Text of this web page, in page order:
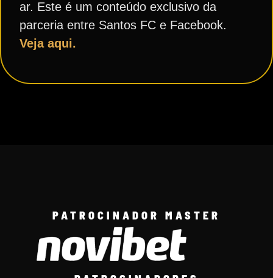
ar. Este é um conteúdo exclusivo da
parceria entre Santos FC e Facebook.
Veja aqui.
PATROCINADOR MASTER